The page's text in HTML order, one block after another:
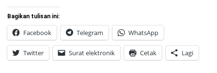
Bagikan tulisan ini:
Facebook Telegram WhatsApp
Twitter Surat elektronik Cetak Lagi